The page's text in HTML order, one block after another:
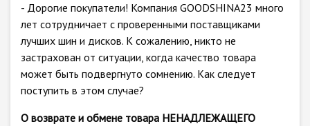
- Дорогие покупатели! Компания GOODSHINA23 много
лет сотрудничает с проверенными поставщиками
лучших шин и дисков. К сожалению, никто не
застрахован от ситуации, когда качество товара
может быть подвергнуто сомнению. Как следует
поступить в этом случае?
О возврате и обмене товара НЕНАДЛЕЖАЩЕГО